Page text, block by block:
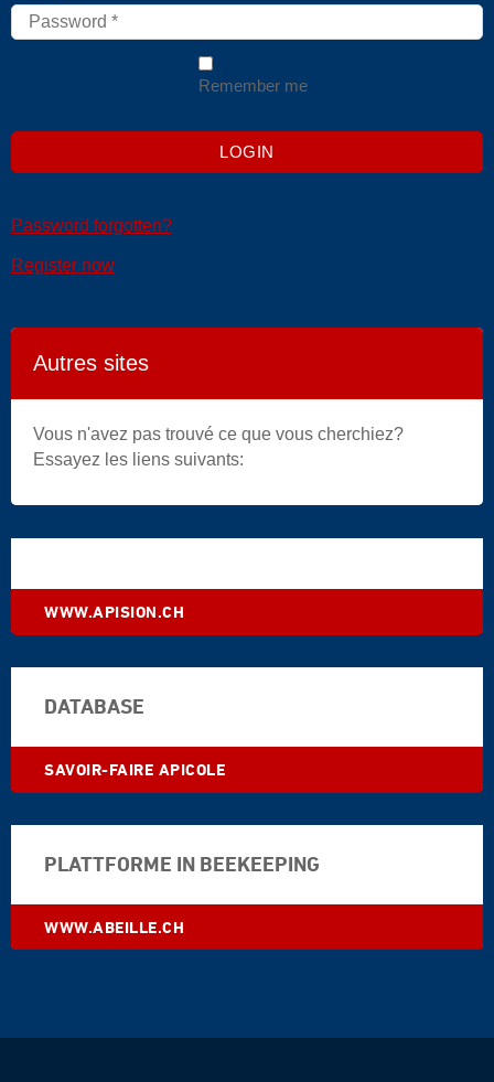
Mandatory field
Remember me
Password forgotten?
Register now
Autres sites
Vous n'avez pas trouvé ce que vous cherchiez?
Essayez les liens suivants:
WWW.APISION.CH
DATABASE
SAVOIR-FAIRE APICOLE
PLATTFORME IN BEEKEEPING
WWW.ABEILLE.CH